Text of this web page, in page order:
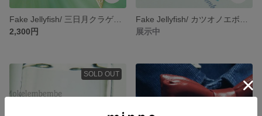
2,300円
展示中
SOLD OUT